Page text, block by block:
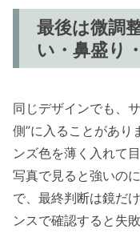
最後は微調
い・鼻盛り
同じデザインでも、
側”に入ることがあり
ンズ色を薄く入れて
写真で見ると強いの
で、最終判断は鏡だ
ンスで確認すると失